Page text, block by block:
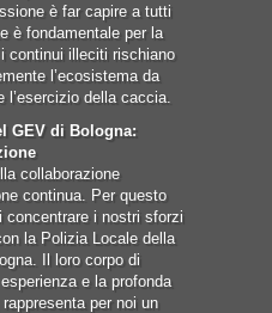
è far capire a tutti
è fondamentale per la
continui illeciti rischiano
l’ecosistema da
l’esercizio della caccia.
GEV di Bologna:
collaborazione
continua. Per questo
i nostri sforzi
la Polizia Locale della
Il loro corpo di
e la profonda
per noi un